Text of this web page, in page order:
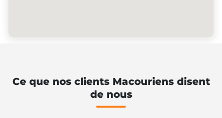
Ce que nos clients Macouriens disent
de nous